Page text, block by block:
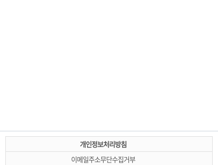
개인정보처리방침
이메일주소무단수집거부